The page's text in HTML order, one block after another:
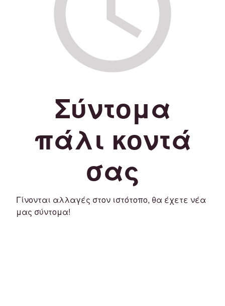
Σύντομα
πάλι κοντά
σας
Γίνονται αλλαγές στον ιστότοπο, θα έχετε νέα
μας σύντομα!